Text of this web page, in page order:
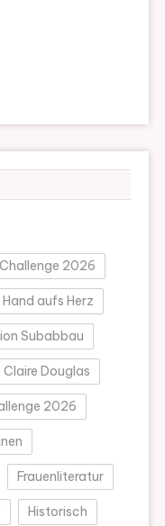
2026
aufs Herz
Subabbau
Claire Douglas
2026
Frauenliteratur
Historisch